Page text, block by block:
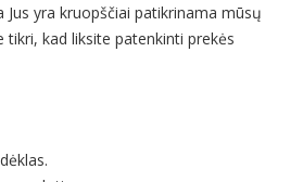
Jus yra kruopščiai patikrinama mūsų
tikri, kad liksite patenkinti prekės